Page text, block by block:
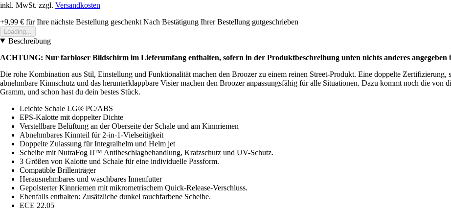
inkl. MwSt. zzgl. Versandkosten
+9,99 € für Ihre nächste Bestellung geschenkt Nach Bestätigung Ihrer Bestellung gutgeschrieben
Loading...
Beschreibung
ACHTUNG: Nur farbloser Bildschirm im Lieferumfang enthalten, sofern in der Produktbeschreibung unten nichts anderes angegeben
Die rohe Kombination aus Stil, Einstellung und Funktionalität machen den Broozer zu einem reinen Street-Produkt. Eine doppelte
abnehmbare Kinnschutz und das herunterklappbare Visier machen den Broozer anpassungsfähig für alle Situationen. Dazu kommt noch die von
Gramm, und schon hast du dein bestes Stück.
Leichte Schale LG® PC/ABS
EPS-Kalotte mit doppelter Dichte
Verstellbare Belüftung an der Oberseite der Schale und am Kinnriemen
Abnehmbares Kinnteil für 2-in-1-Vielseitigkeit
Doppelte Zulassung für Integralhelm und Helm jet
Scheibe mit NutraFog II™ Antibeschlagbehandlung, Kratzschutz und UV-Schutz.
3 Größen von Kalotte und Schale für eine individuelle Passform.
Compatible Brillenträger
Herausnehmbares und waschbares Innenfutter
Gepolsterter Kinnriemen mit mikrometrischem Quick-Release-Verschluss.
Ebenfalls enthalten: Zusätzliche dunkel rauchfarbene Scheibe.
ECE 22.05